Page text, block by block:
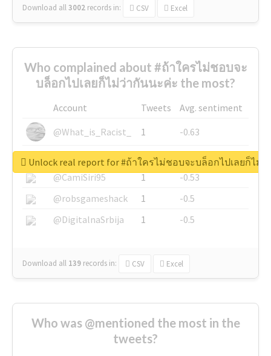
Download all3002 records in: CSV Excel
Who complained about #ถ้าใครไม่ชอบจะ
บล็อกไปเลยก็ไม่ว่ากันนะค่ะ the most?
Account Tweets
Avg. sentiment
@What_is_Racist_
1
-0.63
@SkateChart
1
-0.6
@CamiSiri95
1
-0.53
@robsgameshack
1
-0.5
@DigitalnaSrbija
1 -0.5
Download all 139 records in: CSV Excel
Unlock real report for #ถ้าใครไม่ชอบจะบล็อกไปเลยก็ไม่
Who was @mentioned the most in the
tweets?